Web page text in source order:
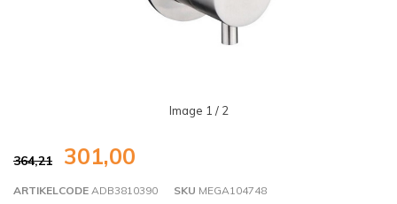
Image 1 / 2
364,21 301,00
ARTIKELCODE ADB3810390 SKU MEGA104748